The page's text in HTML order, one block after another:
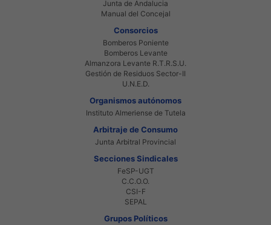
Junta de Andalucia
Manual del Concejal
Consorcios
Bomberos Poniente
Bomberos Levante
Almanzora Levante R.T.R.S.U.
Gestión de Residuos Sector-II
U.N.E.D.
Organismos autónomos
Instituto Almeriense de Tutela
Arbitraje de Consumo
Junta Arbitral Provincial
Secciones Sindicales
FeSP-UGT
C.C.O.O.
CSI-F
SEPAL
Grupos Políticos